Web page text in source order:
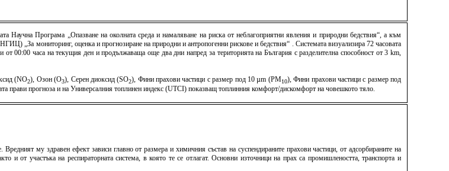
Научна Програма „Опазване на околната среда и намаляване на риска от неблагоприятни явления и природни бедствия“, а към
„За мониторинг, оценка и прогнозиране на природни и антропогенни рискове и бедствия“ . Системата визуализира 72 часовата
00:00 часа на текущия ден и продължаваща още два дни напред за територията на България с разделителна способност от 3 km,
(NO2), Озон (O3), Серен диоксид (SO2), Фини прахови частици с размер под 10 µm (PM10), Фини прахови частици с размер под
прави прогноза и на Универсалния топлинен индекс (UTCI) показващ топлинния комфорт/дискомфорт на човешкото тяло.
му здравен ефект зависи главно от размера и химичния състав на суспендираните прахови частици, от адсорбираните на
от участъка на респираторната система, в която те се отлагат. Основни източници на прах са промишлеността, транспорта и